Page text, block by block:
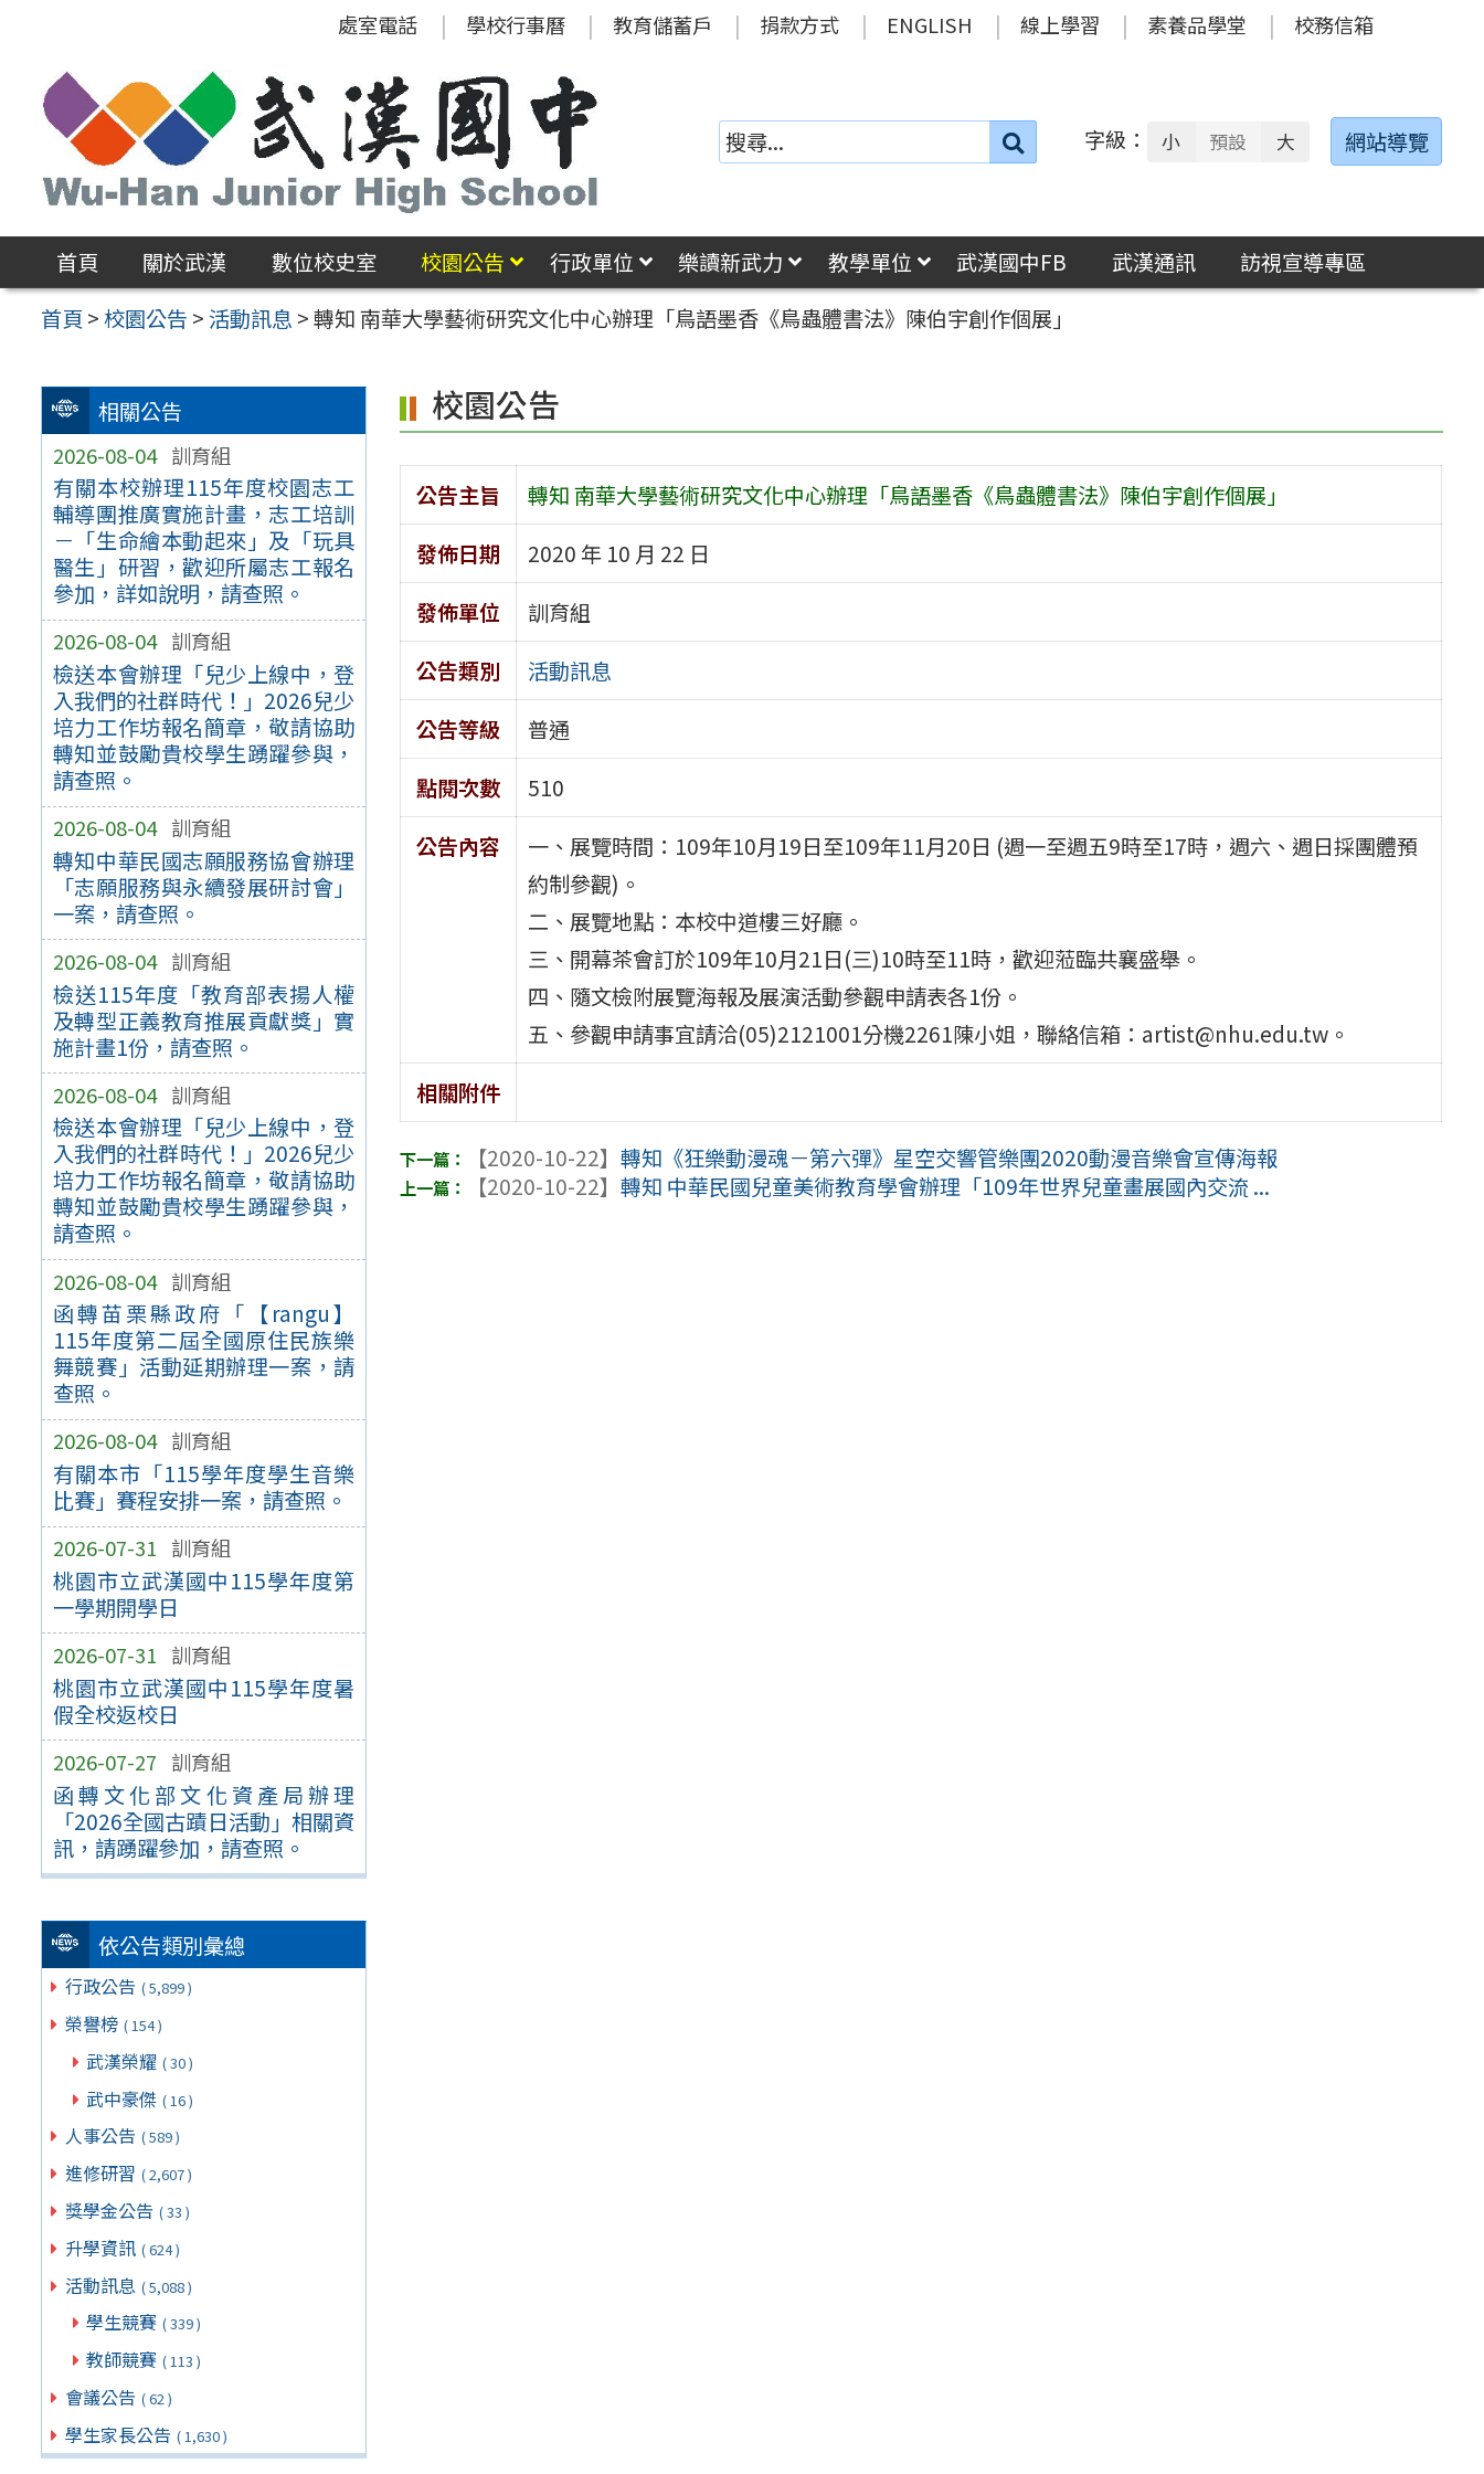
區
處室電話 學校行事曆 教育儲蓄戶 捐款方式 ENGLISH 線上學習 素養品學堂 校務信箱
搜
字級： 小 預設 大 網站導覽
首頁 關於武漢 數位校史室 校園公告 行政單位 樂讀新武力 教學單位 武漢國中FB 武漢通訊
訪視宣導專區
首頁 >校園公告 > 活動訊息 >轉知 南華大學藝術研究文化中心辦理「鳥語墨香《鳥蟲體書法》陳伯宇創作個展」
相關公告
2026-08-04 訓育組
有關本校辦理115年度校園志工
輔導團推廣實施計畫，志工培訓
－「生命繪本動起來」及「玩具
醫生」研習，歡迎所屬志工報名
參加，詳如說明，請查照。
2026-08-04 訓育組
檢送本會辦理「兒少上線中，登
入我們的社群時代！」2026兒少
培力工作坊報名簡章，敬請協助
轉知並鼓勵貴校學生踴躍參與，
請查照。
2026-08-04 訓育組
轉知中華民國志願服務協會辦理
「志願服務與永續發展研討會」
一案，請查照。
2026-08-04 訓育組
檢送115年度「教育部表揚人權
及轉型正義教育推展貢獻獎」實
施計畫1份，請查照。
2026-08-04 訓育組
檢送本會辦理「兒少上線中，登
入我們的社群時代！」2026兒少
培力工作坊報名簡章，敬請協助
轉知並鼓勵貴校學生踴躍參與，
請查照。
2026-08-04 訓育組
函轉苗栗縣政府「【rangu】
115年度第二屆全國原住民族樂
舞競賽」活動延期辦理一案，請
查照。
2026-08-04 訓育組
有關本市「115學年度學生音樂
比賽」賽程安排一案，請查照。
2026-07-31 訓育組
桃園市立武漢國中115學年度第
一學期開學日
2026-07-31 訓育組
桃園市立武漢國中115學年度暑
假全校返校日
2026-07-27 訓育組
函轉文化部文化資產局辦理
「2026全國古蹟日活動」相關資
訊，請踴躍參加，請查照。
依公告類別彙總
行政公告 ( 5,899 )
榮譽榜 ( 154 )
武漢榮耀 ( 30 )
武中豪傑 ( 16 )
人事公告 ( 589 )
進修研習 ( 2,607 )
獎學金公告 ( 33 )
升學資訊 ( 624 )
活動訊息 ( 5,088 )
學生競賽 ( 339 )
教師競賽 ( 113 )
會議公告 ( 62 )
學生家長公告 ( 1,630 )
校園公告
公告主旨
轉知 南華大學藝術研究文化中心辦理「鳥語墨香《鳥蟲體書法》陳伯宇創作個展」
發佈日期
2020 年 10 月 22 日
發佈單位
訓育組
公告類別
活動訊息
公告等級
普通
點閱次數
510
公告內容
一、展覽時間：109年10月19日至109年11月20日 (週一至週五9時至17時，週六、週日採團體預
約制參觀)。
二、展覽地點：本校中道樓三好廳。
三、開幕茶會訂於109年10月21日(三)10時至11時，歡迎蒞臨共襄盛舉。
四、隨文檢附展覽海報及展演活動參觀申請表各1份。
五、參觀申請事宜請洽(05)2121001分機2261陳小姐，聯絡信箱：artist@nhu.edu.tw。
相關附件
【2020-10-22】轉知《狂樂動漫魂－第六彈》星空交響管樂團2020動漫音樂會宣傳海報
【2020-10-22】轉知 中華民國兒童美術教育學會辦理「109年世界兒童畫展國內交流 ...